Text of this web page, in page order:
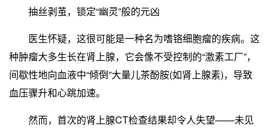
抽丝剥茧，锁定“幽灵”般的元凶
医生怀疑，这很可能是一种名为嗜铬细胞瘤的疾病。这
种肿瘤大多生长在肾上腺，它会像不受控制的“激素工厂”，
间歇性地向血液中“倾倒”大量儿茶酚胺(如肾上腺素)，导致
血压骤升和心跳加速。
然而，首次的肾上腺CT检查结果却令人失望——未见